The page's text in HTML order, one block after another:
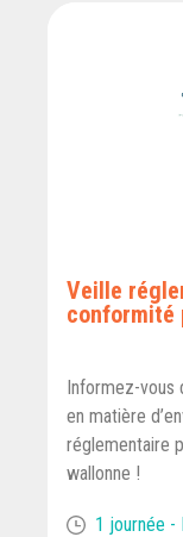
Veille
conformité
Informez-vous
en matière
réglementaire
wallonne !
1 journée -